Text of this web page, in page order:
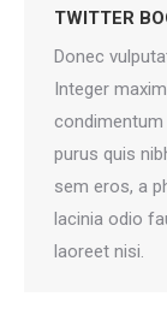
TWITTER
Donec
Integer
condimentum
purus quis
sem eros, a
lacinia odio
laoreet nisi.